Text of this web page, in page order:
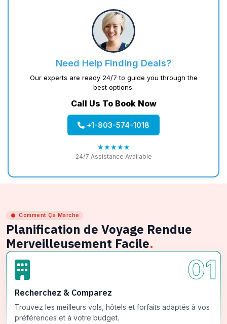
Need Help Finding Deals?
Our experts are ready 24/7 to guide you through the
best options.
Call Us To Book Now
+1-803-574-1018
★★★★★
24/7 Assistance Available
Comment Ça Marche
Planification de Voyage Rendue
Merveilleusement Facile.
01
Recherchez & Comparez
Trouvez les meilleurs vols, hôtels et forfaits adaptés à vos
préférences et à votre budget.